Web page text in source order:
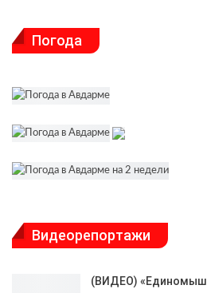
Погода
Видеорепортажи
(ВИДЕО)